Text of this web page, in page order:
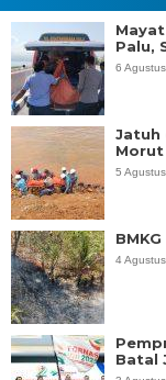
Palu,
6
Jatuh
5
4
Batal